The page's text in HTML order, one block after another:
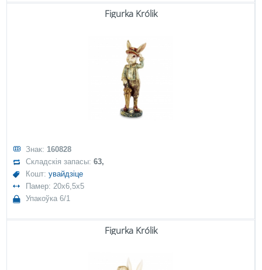
Figurka Królik
Знак: 160828
Складскія запасы:63,
Кошт:увайдзіце
Памер: 20x6,5x5
Упакоўка 6/1
Figurka Królik